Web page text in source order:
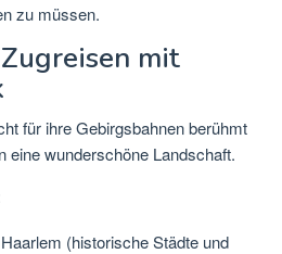
zu müssen.
mit
für ihre Gebirgsbahnen berühmt
eine wunderschöne Landschaft.
(historische Städte und